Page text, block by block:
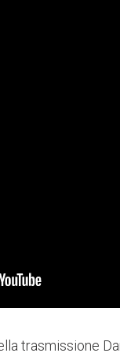
trasmissione